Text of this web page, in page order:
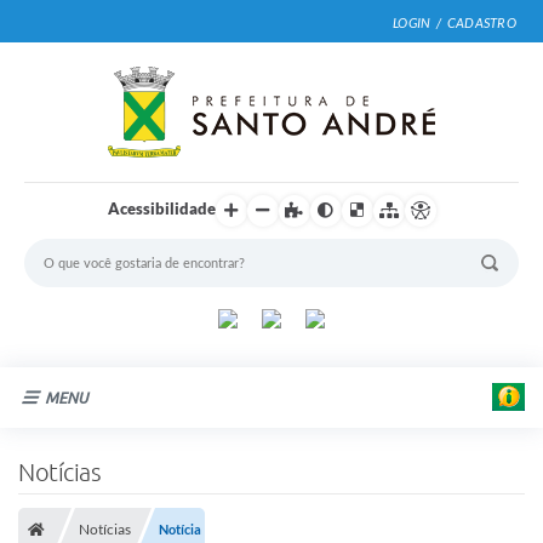
LOGIN / CADASTRO
Acessibilidade
MENU
Notícias
Notícias Notícia